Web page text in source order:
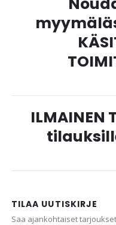
ILMAINEN
TILAA UUTISKIRJE
Saa ajankohtaiset